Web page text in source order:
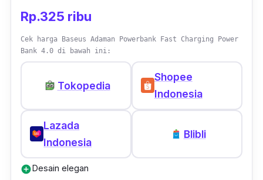
Rp.325 ribu
Cek harga Baseus Adaman Powerbank Fast Charging Power
Bank 4.0 di bawah ini:
Tokopedia
Shopee
Indonesia
Lazada
Indonesia
Blibli
add_circleDesain elegan